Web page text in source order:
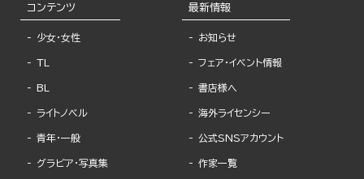
コンテンツ
少女・女性
TL
BL
ライトノベル
青年・一般
グラビア・写真集
最新情報
お知らせ
フェア・イベント情報
書店様へ
海外ライセンシー
公式SNSアカウント
作家一覧